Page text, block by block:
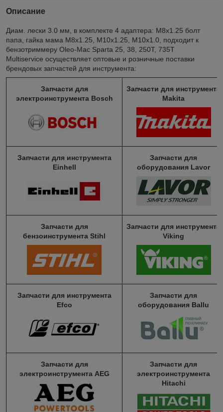
Описание
Диам. лески 3.0 мм, в комплекте 4 адаптера: M8x1.25 болт
папа, гайка мама M8x1.25, M10x1.25, M10x1.0, подходит к
бензотриммеру Oleo-Mac Sparta 25, 38, 250T, 735T
Multiservice осуществляет оптовые и розничные поставки
брендовых запчастей для инструмента:
Запчасти для
электроинструмента Bosch
Запчасти для инструмента
Makita
Запчасти для инструмента
Einhell
Запчасти для
оборудования Lavor
Запчасти для
бензоинструмента Stihl
Запчасти для инструмента
Viking
Запчасти для инструмента
Efco
Запчасти для
оборудования Ballu
Запчасти для
электроинструмента AEG
Запчасти для
электроинструмента
Hitachi